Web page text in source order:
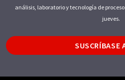
análisis, laboratorio y tecnología de
jueves.
SUSCRÍBASE